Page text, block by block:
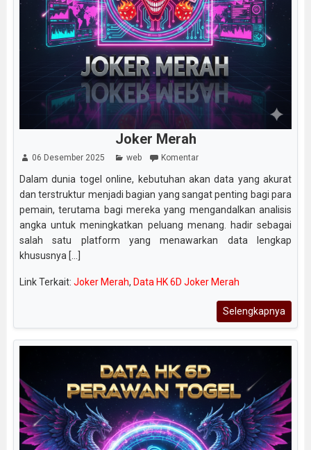
Joker Merah
06 Desember 2025 web Komentar
Dalam dunia togel online, kebutuhan akan data yang akurat
dan terstruktur menjadi bagian yang sangat penting bagi para
pemain, terutama bagi mereka yang mengandalkan analisis
angka untuk meningkatkan peluang menang. hadir sebagai
salah satu platform yang menawarkan data lengkap
khususnya [...]
Link Terkait: Joker Merah, Data HK 6D Joker Merah
Selengkapnya